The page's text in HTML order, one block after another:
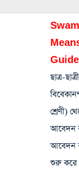
ছাত্র-
শ্রেণী)
আবেদন
আবেদন
শুরু করে